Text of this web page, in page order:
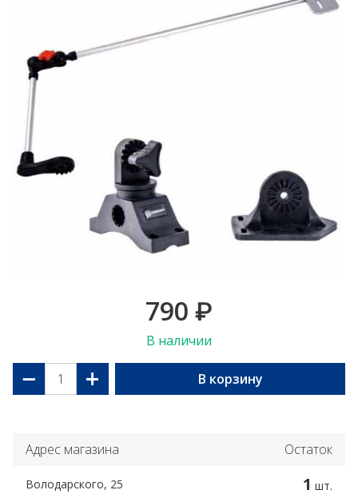
790 ₽
В наличии
− + В корзину
Адрес магазина Остаток
Володарского, 25 1 шт.